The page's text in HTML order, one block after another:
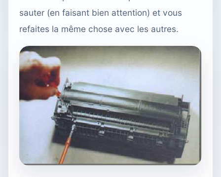
sauter (en faisant bien attention) et vous
refaites la même chose avec les autres.